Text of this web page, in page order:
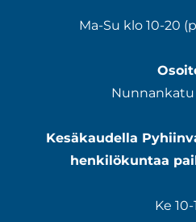
Ma-Su klo 10-20
Nunnankatu
Kesäkaudella
henkilökuntaa
Ke 10-